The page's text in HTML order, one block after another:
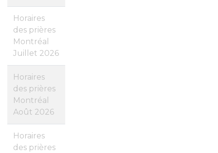
Horaires
des prières
Montréal
Juillet 2026
Horaires
des prières
Montréal
Août 2026
Horaires
des prières